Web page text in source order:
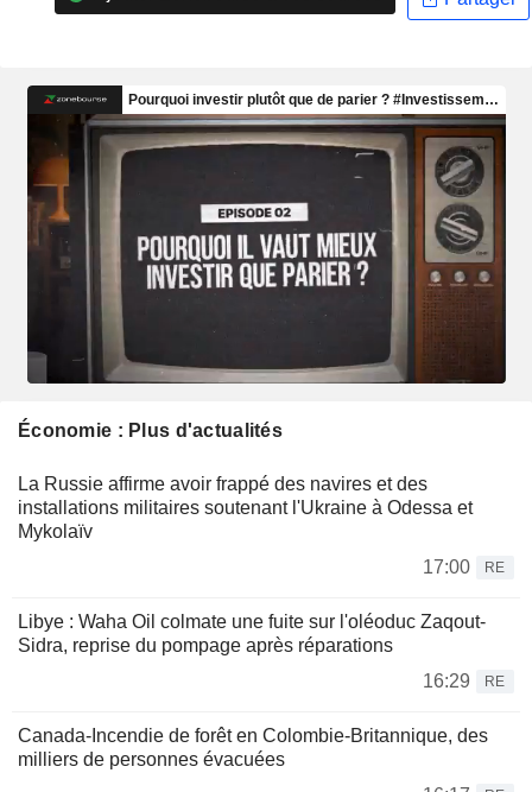
Économie : Plus d'actualités
La Russie affirme avoir frappé des navires et des
installations militaires soutenant l'Ukraine à Odessa et
Mykolaïv
17:00
RE
Libye : Waha Oil colmate une fuite sur l'oléoduc Zaqout-
Sidra, reprise du pompage après réparations
16:29
RE
Canada-Incendie de forêt en Colombie-Britannique, des
milliers de personnes évacuées